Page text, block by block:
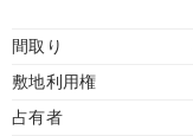
間取り
敷地利用権
占有者